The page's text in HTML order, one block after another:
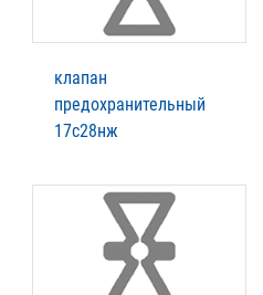
клапан
предохранительный
17с28нж